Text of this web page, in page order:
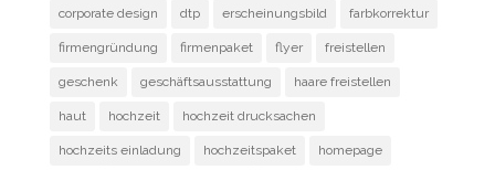
corporate design dtp erscheinungsbild farbkorrektur
firmengründung firmenpaket flyer freistellen
geschenk geschäftsausstattung haare freistellen
haut hochzeit hochzeit drucksachen
hochzeits einladung hochzeitspaket homepage